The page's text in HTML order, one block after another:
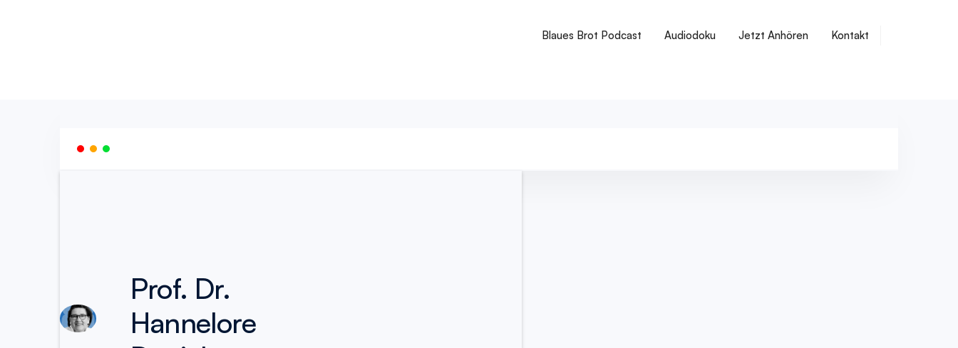
Blaues Brot Podcast Audiodoku Jetzt Anhören Kontakt
Prof. Dr.
Hannelore